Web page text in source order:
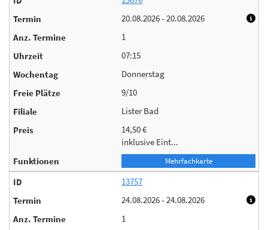
20.08.2026 - 20.08.2026
1
07:15
Donnerstag
9/10
Lister Bad
14,50 €
inklusive Eint...
Mehrfachkarte
13757
24.08.2026 - 24.08.2026
1